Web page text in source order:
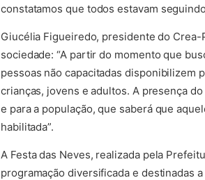
constatamos que todos estavam
Giucélia Figueiredo, presidente do
sociedade: “A partir do momento que
pessoas não capacitadas disponibilizem
crianças, jovens e adultos. A presença
e para a população, que saberá que
habilitada”.
A Festa das Neves, realizada pela
programação diversificada e destinadas